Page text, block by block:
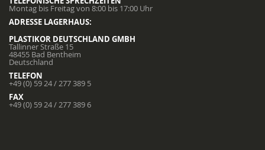
Montag bis Freitag von 8:00 bis 17:00 Uhr
ADRESSE LAGERHAUS:
PLASTIKOR DEUTSCHLAND GMBH
Tallinner Straße 15
48455 Bad Bentheim
Deutschland
TELEFON
+49 (0) 59 24 / 277 389 5
FAX
+49 (0) 59 24 / 277 389 6